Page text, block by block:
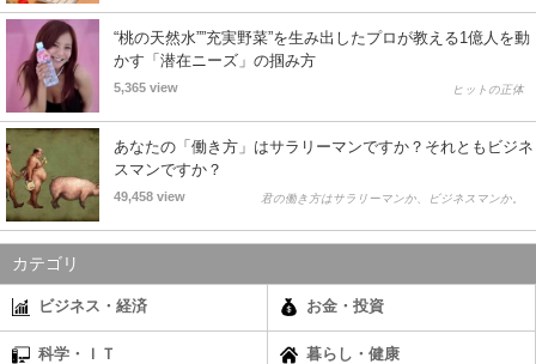
“桃の天然水””充実野菜”を生み出したプロが教える1億人を動
かす「潜在ニーズ」の掴み方
5,365 view ヒットの正体
あなたの「働き方」はサラリーマンですか？それともビジネ
スマンですか？
49,458 view 君の働き方はサラリーマンか、ビジネスマンか。
カテゴリ
ビジネス・経済 お金・投資
科学・ＩＴ 暮らし・健康